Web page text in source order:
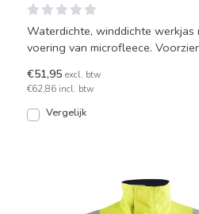
Waterdichte, winddichte werkjas
voering van microfleece.
€51,95 excl. btw
€62,86 incl. btw
Vergelijk